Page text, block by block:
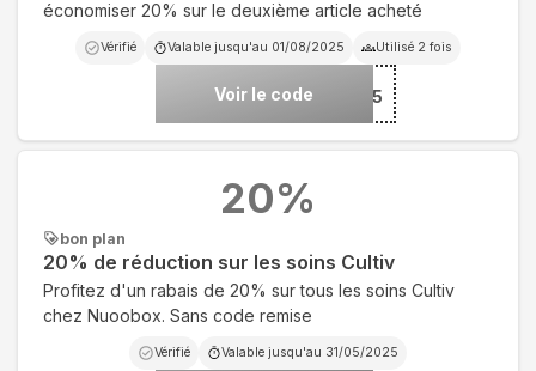
économiser 20% sur le deuxième article acheté
Vérifié Valable jusqu'au 01/08/2025 Utilisé 2 fois
Voir le code ***25
bon plan
20% de réduction sur les soins Cultiv
Profitez d'un rabais de 20% sur tous les soins Cultiv
chez Nuoobox. Sans code remise
Vérifié Valable jusqu'au 31/05/2025
20%